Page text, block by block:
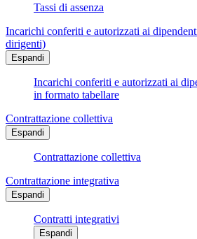
Tassi di assenza
Incarichi conferiti e autorizzati ai
dirigenti)
Espandi
Incarichi conferiti e autorizzati ai
in formato tabellare
Contrattazione collettiva
Espandi
Contrattazione collettiva
Contrattazione integrativa
Espandi
Contratti integrativi
Espandi